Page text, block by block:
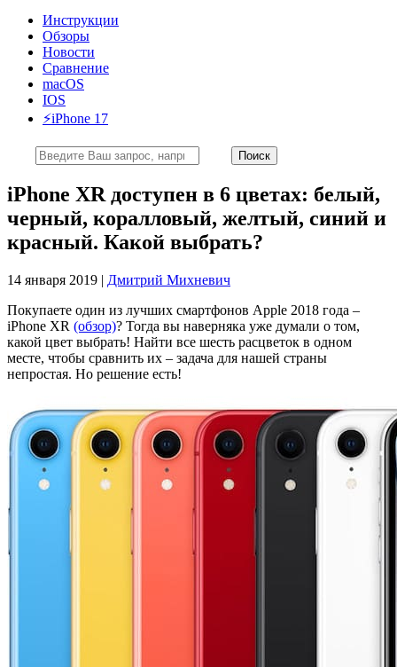
Инструкции
Обзоры
Новости
Сравнение
macOS
IOS
⚡️iPhone 17
iPhone XR доступен в 6 цветах: белый,
черный, коралловый, желтый, синий и
красный. Какой выбрать?
14 января 2019 | Дмитрий Михневич
Покупаете один из лучших смартфонов Apple 2018 года –
iPhone XR (обзор)? Тогда вы наверняка уже думали о том,
какой цвет выбрать! Найти все шесть расцветок в одном
месте, чтобы сравнить их – задача для нашей страны
непростая. Но решение есть!